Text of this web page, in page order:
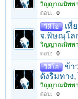
วิญญาณนิพพ
ตอบ: 0
วีดีโอ
เที่
จ.พิษณุโล
วิญญาณนิพพ
ตอบ: 0
วีดีโอ
ข้า
ดังริมทาง
วิญญาณนิพพ
ตอบ: 0